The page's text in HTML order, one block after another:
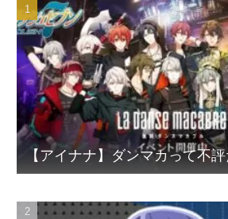
【アイナナ】ダンマカって不